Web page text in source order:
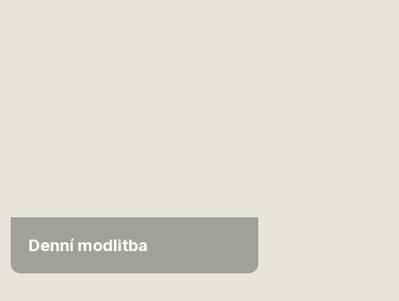
Denní modlitba